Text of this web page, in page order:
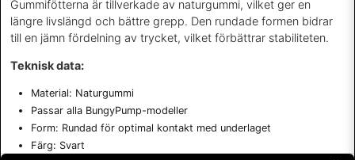
Gummifötterna är tillverkade av naturgummi, vilket ger en
längre livslängd och bättre grepp. Den rundade formen bidrar
till en jämn fördelning av trycket, vilket förbättrar stabiliteten.
Teknisk data:
Material: Naturgummi
Passar alla BungyPump-modeller
Form: Rundad för optimal kontakt med underlaget
Färg: Svart